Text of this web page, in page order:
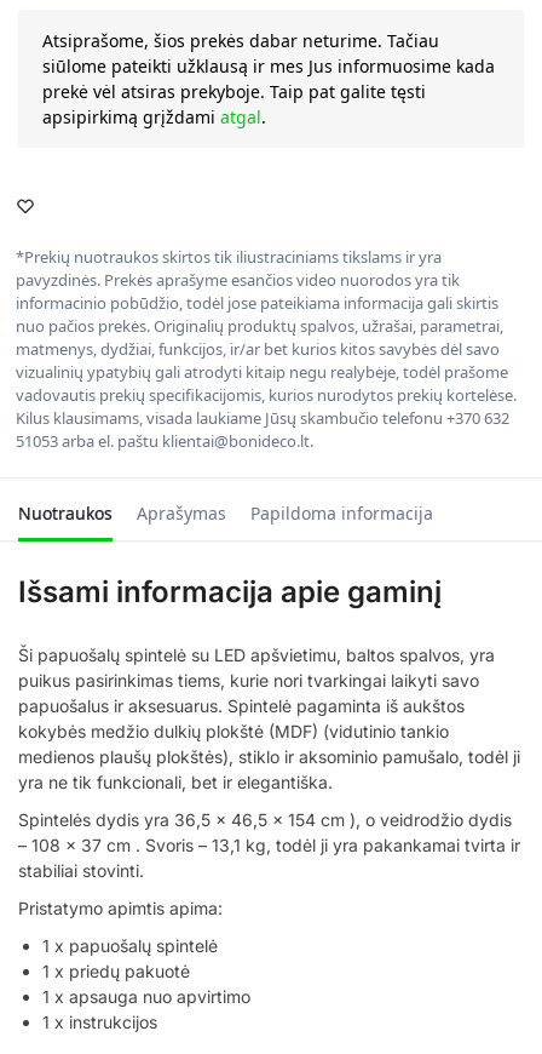
Atsiprašome, šios prekės dabar neturime. Tačiau
siūlome pateikti užklausą ir mes Jus informuosime kada
prekė vėl atsiras prekyboje. Taip pat galite tęsti
apsipirkimą grįždami atgal.
*Prekių nuotraukos skirtos tik iliustraciniams tikslams ir yra
pavyzdinės. Prekės aprašyme esančios video nuorodos yra tik
informacinio pobūdžio, todėl jose pateikiama informacija gali skirtis
nuo pačios prekės. Originalių produktų spalvos, užrašai, parametrai,
matmenys, dydžiai, funkcijos, ir/ar bet kurios kitos savybės dėl savo
vizualinių ypatybių gali atrodyti kitaip negu realybėje, todėl prašome
vadovautis prekių specifikacijomis, kurios nurodytos prekių kortelėse.
Kilus klausimams, visada laukiame Jūsų skambučio telefonu +370 632
51053 arba el. paštu klientai@bonideco.lt.
Nuotraukos Aprašymas Papildoma informacija
Išsami informacija apie gaminį
Ši papuošalų spintelė su LED apšvietimu, baltos spalvos, yra
puikus pasirinkimas tiems, kurie nori tvarkingai laikyti savo
papuošalus ir aksesuarus. Spintelė pagaminta iš aukštos
kokybės medžio dulkių plokštė (MDF) (vidutinio tankio
medienos plaušų plokštės), stiklo ir aksominio pamušalo, todėl ji
yra ne tik funkcionali, bet ir elegantiška.
Spintelės dydis yra 36,5 x 46,5 x 154 cm ), o veidrodžio dydis
– 108 x 37 cm . Svoris – 13,1 kg, todėl ji yra pakankamai tvirta ir
stabiliai stovinti.
Pristatymo apimtis apima:
1 x papuošalų spintelė
1 x priedų pakuotė
1 x apsauga nuo apvirtimo
1 x instrukcijos